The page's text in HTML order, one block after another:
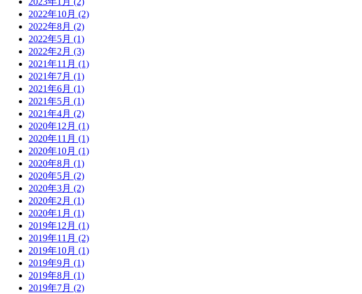
2022年10月 (2)
2022年8月 (2)
2022年5月 (1)
2022年2月 (3)
2021年11月 (1)
2021年7月 (1)
2021年6月 (1)
2021年5月 (1)
2021年4月 (2)
2020年12月 (1)
2020年11月 (1)
2020年10月 (1)
2020年8月 (1)
2020年5月 (2)
2020年3月 (2)
2020年2月 (1)
2020年1月 (1)
2019年12月 (1)
2019年11月 (2)
2019年10月 (1)
2019年9月 (1)
2019年8月 (1)
2019年7月 (2)